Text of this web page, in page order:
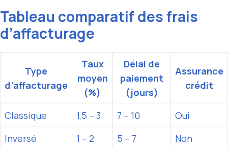
Tableau comparatif des frais
d’affacturage
Type
d’affacturage
Taux
moyen
(%)
Délai de
paiement
(jours)
Assurance
crédit
Classique 1,5 – 3 7 – 10
Oui
Inversé
1 – 2 5 – 7 Non